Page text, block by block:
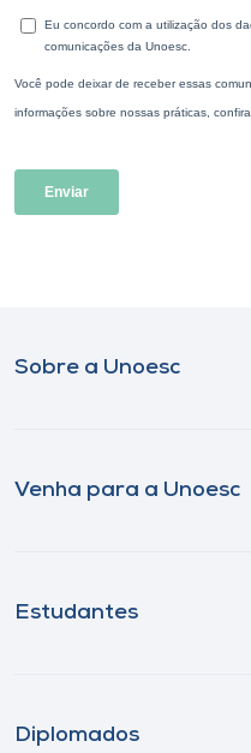
Sobre a Unoesc
Venha para a Unoesc
Estudantes
Diplomados